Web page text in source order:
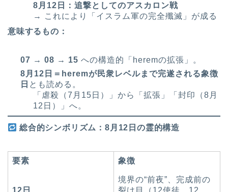
8月12日：追撃としてのアスカロン戦
→ これにより「イスラム軍の完全殲滅」が成る
意味するもの：
07 → 08 → 15 への構造的「heremの拡張」。
8月12日＝heremが民衆レベルまで完遂される象徴
日 とも読める。
「虐殺（7月15日）」から「拡張」「封印（8月
12日）」へ。
総合的シンボリズム：8月12日の霊的構造
要素 象徴
12日
境界の“前夜”、完成前の
裂け目（12使徒、12